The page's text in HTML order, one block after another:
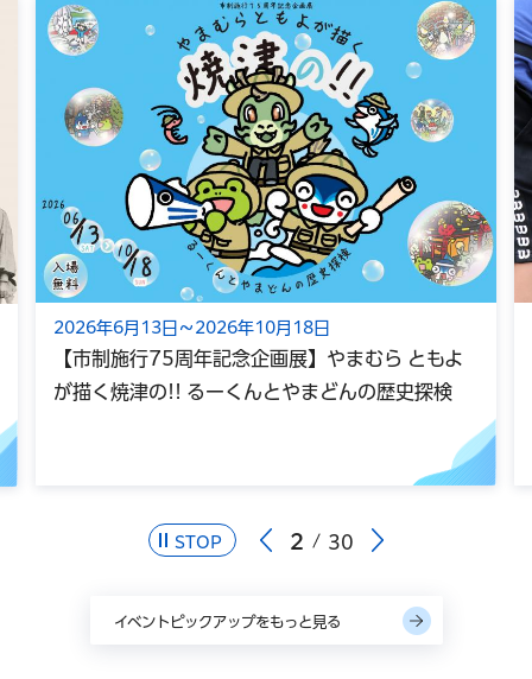
STOP 2 30
2026年6月13日～2026年10月18日
【市制施行75周年記念企画展】やまむら ともよ
が描く焼津の!! るーくんとやまどんの歴史探検
イベントピックアップをもっと見る